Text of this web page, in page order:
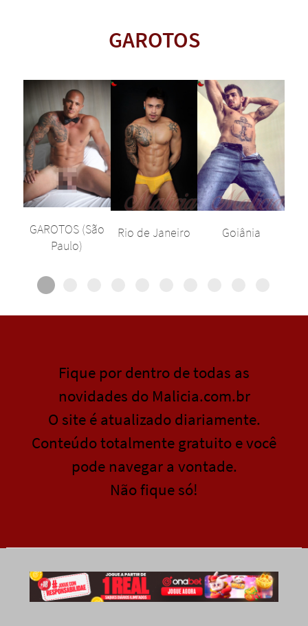
GAROTOS
GAROTOS (São
Paulo)
Rio de Janeiro Goiânia
Fique por dentro de todas as
novidades do Malicia.com.br
O site é atualizado diariamente.
Conteúdo totalmente gratuito e você
pode navegar a vontade.
Não fique só!